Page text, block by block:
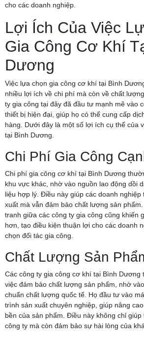
cho các doanh nghiệp.
Lợi Ích Của Việc
Gia Công Cơ Khí
Dương
Việc lựa chọn gia công cơ khí tại Bình
nhiều lợi ích về chi phí mà còn về chất
ty gia công tại đây đã đầu tư mạnh mẽ vào
thiết bị hiện đại, giúp họ có thể cung cấp
hàng. Dưới đây là một số lợi ích cụ thể của
tại Bình Dương.
Chi Phí Gia Công
Chi phí gia công cơ khí tại Bình Dương
khu vực khác, nhờ vào nguồn lao động dồi
liệu hợp lý. Điều này giúp các doanh nghiệp
xuất mà vẫn đảm bảo chất lượng sản
tranh giữa các công ty gia công cũng khiến
hơn, tạo điều kiện thuận lợi cho các doanh
chọn đối tác gia công.
Chất Lượng Sản
Các công ty gia công cơ khí tại Bình Dương
việc đảm bảo chất lượng sản phẩm, nhờ
chuẩn chất lượng quốc tế. Họ đầu tư vào
trình sản xuất chuyên nghiệp, giúp nâng
bền của sản phẩm. Điều này không chỉ
công ty mà còn đảm bảo sự hài lòng của